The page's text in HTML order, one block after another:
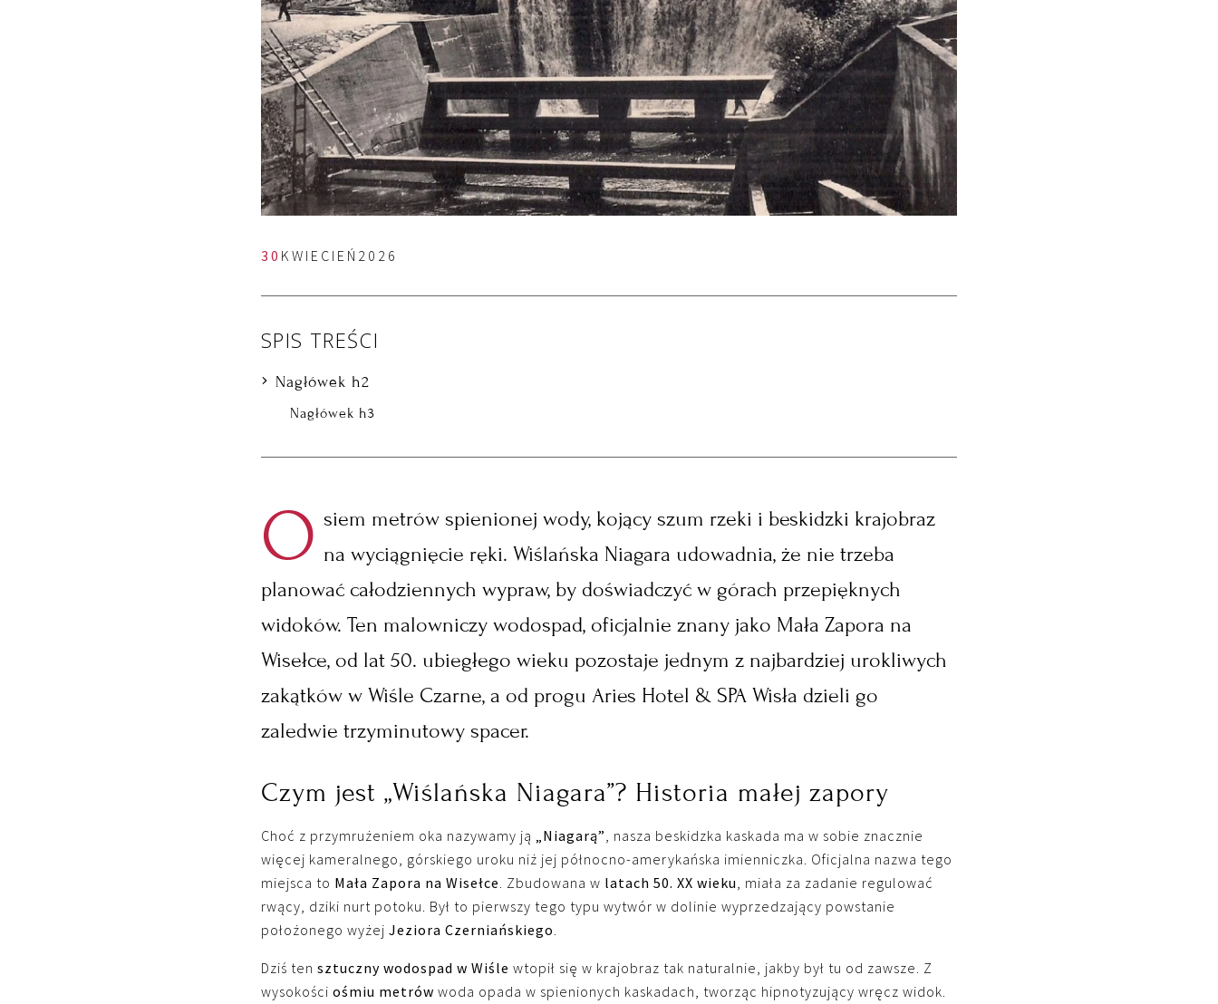
30 KWIECIEŃ 2026
SPIS TREŚCI
Nagłówek h2
Nagłówek h3
O siem metrów spienionej wody, kojący szum rzeki i beskidzki krajobraz
na wyciągnięcie ręki. Wiślańska Niagara udowadnia, że nie trzeba
planować całodziennych wypraw, by doświadczyć w górach przepięknych
widoków. Ten malowniczy wodospad, oficjalnie znany jako Mała Zapora na
Wisełce, od lat 50. ubiegłego wieku pozostaje jednym z najbardziej urokliwych
zakątków w Wiśle Czarne, a od progu Aries Hotel & SPA Wisła dzieli go
zaledwie trzyminutowy spacer.
Czym jest „Wiślańska Niagara”? Historia małej zapory
Choć z przymrużeniem oka nazywamy ją „Niagarą”, nasza beskidzka kaskada ma w sobie znacznie
więcej kameralnego, górskiego uroku niż jej północno-amerykańska imienniczka. Oficjalna nazwa tego
miejsca to Mała Zapora na Wisełce. Zbudowana w latach 50. XX wieku, miała za zadanie regulować
rwący, dziki nurt potoku. Był to pierwszy tego typu wytwór w dolinie wyprzedzający powstanie
położonego wyżej Jeziora Czerniańskiego.
Dziś ten sztuczny wodospad w Wiśle wtopił się w krajobraz tak naturalnie, jakby był tu od zawsze. Z
wysokości ośmiu metrów woda opada w spienionych kaskadach, tworząc hipnotyzujący wręcz widok.